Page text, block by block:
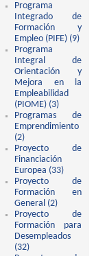
para el
Programa
Integrado de
Formación y
Empleo (PIFE) (9)
Programa
Integral de
Orientación y
Mejora en la
Empleabilidad
(PIOME) (3) Apply
Programas de
Emprendimiento
(2) Apply
Proyecto de
Financiación
Europea (33) Apply
Proyecto de
Formación en
General (2) Apply
Proyecto de
Formación para
Desempleados
(32) Apply Proyecto